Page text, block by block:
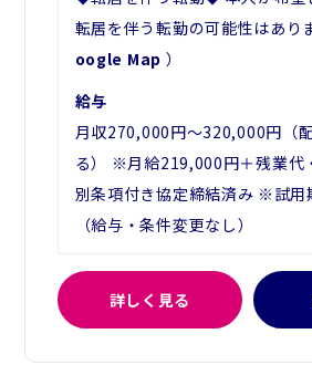
転居を伴う転勤の可能性はあり
oogle Map ）
給与
月収270,000円～320,000円（
る） ※月給219,000円＋残業代
別条項付き協定締結済み ※試用
（給与・条件変更なし）
詳しく見る